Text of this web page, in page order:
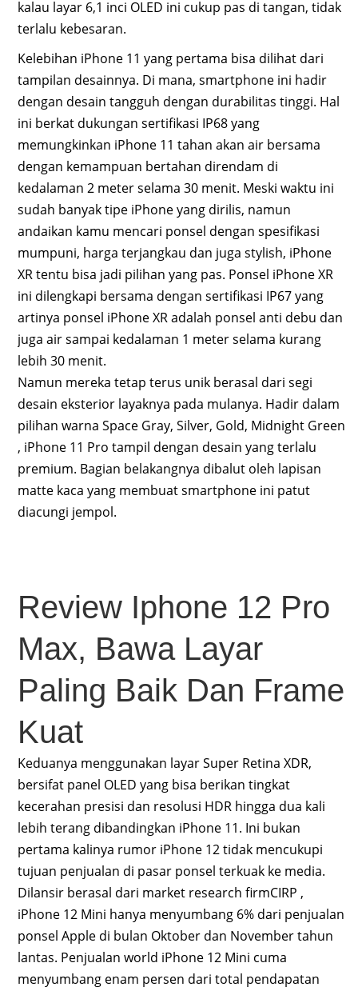
kalau layar 6,1 inci OLED ini cukup pas di tangan, tidak
terlalu kebesaran.
Kelebihan iPhone 11 yang pertama bisa dilihat dari
tampilan desainnya. Di mana, smartphone ini hadir
dengan desain tangguh dengan durabilitas tinggi. Hal
ini berkat dukungan sertifikasi IP68 yang
memungkinkan iPhone 11 tahan akan air bersama
dengan kemampuan bertahan direndam di
kedalaman 2 meter selama 30 menit. Meski waktu ini
sudah banyak tipe iPhone yang dirilis, namun
andaikan kamu mencari ponsel dengan spesifikasi
mumpuni, harga terjangkau dan juga stylish, iPhone
XR tentu bisa jadi pilihan yang pas. Ponsel iPhone XR
ini dilengkapi bersama dengan sertifikasi IP67 yang
artinya ponsel iPhone XR adalah ponsel anti debu dan
juga air sampai kedalaman 1 meter selama kurang
lebih 30 menit.
Namun mereka tetap terus unik berasal dari segi
desain eksterior layaknya pada mulanya. Hadir dalam
pilihan warna Space Gray, Silver, Gold, Midnight Green
, iPhone 11 Pro tampil dengan desain yang terlalu
premium. Bagian belakangnya dibalut oleh lapisan
matte kaca yang membuat smartphone ini patut
diacungi jempol.
Review Iphone 12 Pro
Max, Bawa Layar
Paling Baik Dan Frame
Kuat
Keduanya menggunakan layar Super Retina XDR,
bersifat panel OLED yang bisa berikan tingkat
kecerahan presisi dan resolusi HDR hingga dua kali
lebih terang dibandingkan iPhone 11. Ini bukan
pertama kalinya rumor iPhone 12 tidak mencukupi
tujuan penjualan di pasar ponsel terkuak ke media.
Dilansir berasal dari market research firmCIRP ,
iPhone 12 Mini hanya menyumbang 6% dari penjualan
ponsel Apple di bulan Oktober dan November tahun
lantas. Penjualan world iPhone 12 Mini cuma
menyumbang enam persen dari total pendapatan